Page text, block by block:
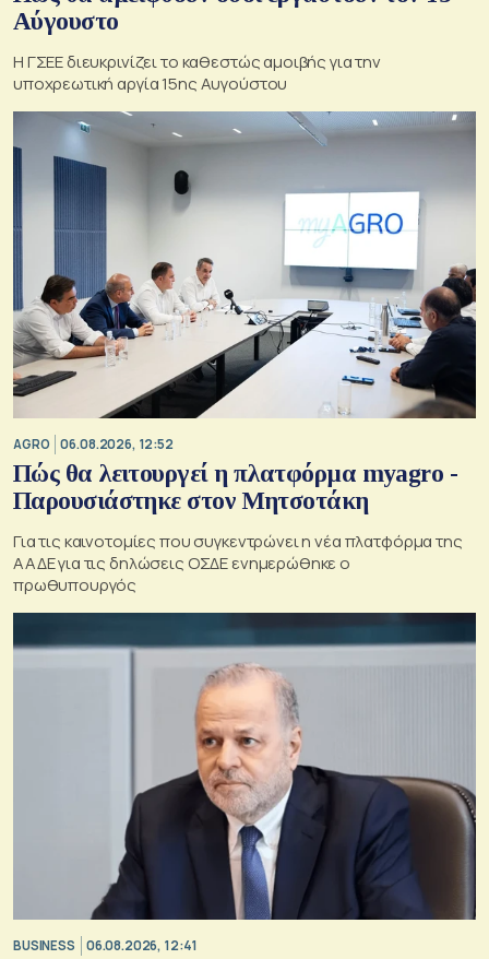
Αύγουστο
Η ΓΣΕΕ διευκρινίζει το καθεστώς αμοιβής για την
υποχρεωτική αργία 15ης Αυγούστου
AGRO 06.08.2026, 12:52
Πώς θα λειτουργεί η πλατφόρμα myagro -
Παρουσιάστηκε στον Μητσοτάκη
Για τις καινοτομίες που συγκεντρώνει η νέα πλατφόρμα της
ΑΑΔΕ για τις δηλώσεις ΟΣΔΕ ενημερώθηκε ο
πρωθυπουργός
BUSINESS 06.08.2026, 12:41